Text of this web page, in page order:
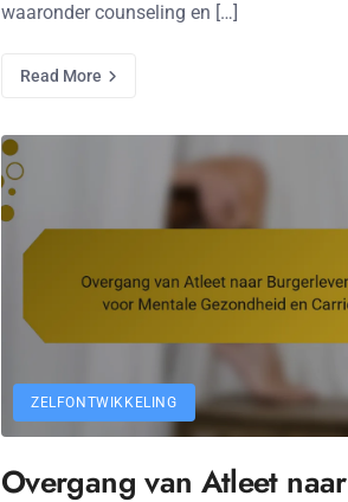
waaronder counseling en […]
Read More
ZELFONTWIKKELING
Overgang van Atleet naar